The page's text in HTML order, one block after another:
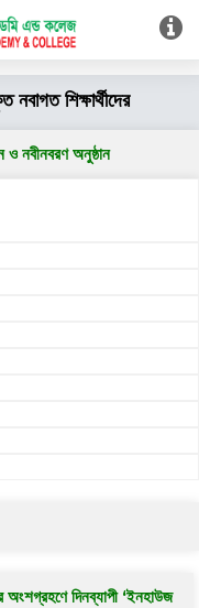
Print Admit Card
শিক্ষার্থীদের
ও নবীনবরণ অনুষ্ঠান
অংশগ্রহণে দিনব্যাপী ‘ইনহাউজ